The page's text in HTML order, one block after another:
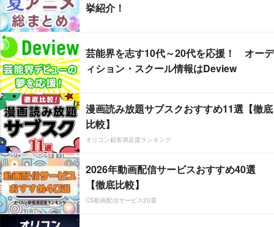
挙紹介！
芸能界を志す10代～20代を応援！ オーデ
ィション・スクール情報はDeview
漫画読み放題サブスクおすすめ11選【徹底
比較】
オリコン顧客満足度ランキング
2026年動画配信サービスおすすめ40選
【徹底比較】
CS動画配信サービス20選